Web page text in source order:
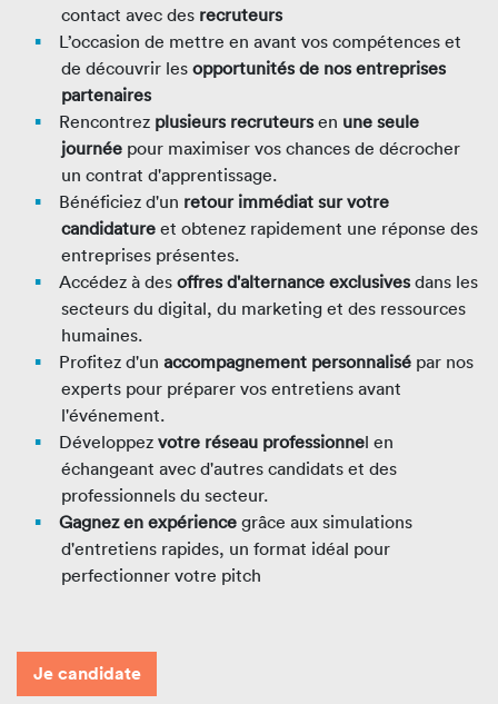
contact avec des recruteurs
L’occasion de mettre en avant vos compétences et
de découvrir les opportunités de nos entreprises
partenaires
Rencontrez plusieurs recruteursen une seule
journée pour maximiser vos chances de décrocher
un contrat d'apprentissage.
Bénéficiez d'un retour immédiat sur votre
candidature et obtenez rapidement une réponse des
entreprises présentes.
Accédez à des offres d'alternance exclusivesdans les
secteurs du digital, du marketing et des ressources
humaines.
Profitez d'un accompagnement personnalisé par nos
experts pour préparer vos entretiens avant
l'événement.
Développez votre réseau professionnel en
échangeant avec d'autres candidats et des
professionnels du secteur.
Gagnez en expérience grâce aux simulations
d'entretiens rapides, un format idéal pour
perfectionner votre pitch
Je candidate